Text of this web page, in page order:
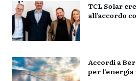
TCL Solar
all’accordo
Accordi a
per